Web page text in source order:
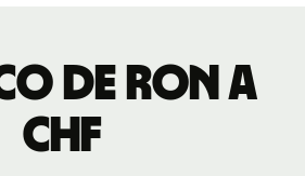
de RON a
CHF